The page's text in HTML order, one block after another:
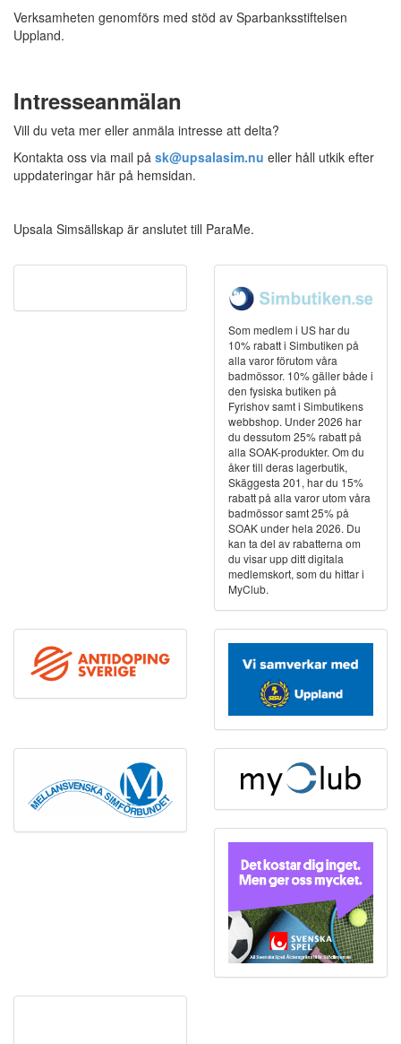
Verksamheten genomförs med stöd av Sparbanksstiftelsen
Uppland.
Intresseanmälan
Vill du veta mer eller anmäla intresse att delta?
Kontakta oss via mail på sk@upsalasim.nu eller håll utkik efter
uppdateringar här på hemsidan.
Upsala Simsällskap är anslutet till ParaMe.
Som medlem i US har du
10% rabatt i Simbutiken på
alla varor förutom våra
badmössor. 10% gäller både i
den fysiska butiken på
Fyrishov samt i Simbutikens
webbshop. Under 2026 har
du dessutom 25% rabatt på
alla SOAK-produkter. Om du
åker till deras lagerbutik,
Skäggesta 201, har du 15%
rabatt på alla varor utom våra
badmössor samt 25% på
SOAK under hela 2026. Du
kan ta del av rabatterna om
du visar upp ditt digitala
medlemskort, som du hittar i
MyClub.